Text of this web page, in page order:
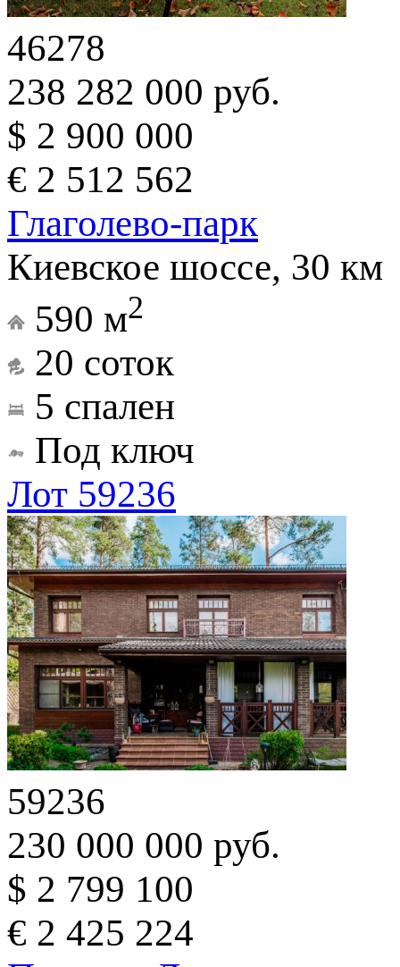
46278
238 282 000 руб.
$ 2 900 000
€ 2 512 562
Глаголево-парк
Киевское шоссе, 30 км
590 м2
20 соток
5 спален
Под ключ
Лот 59236
59236
230 000 000 руб.
$ 2 799 100
€ 2 425 224